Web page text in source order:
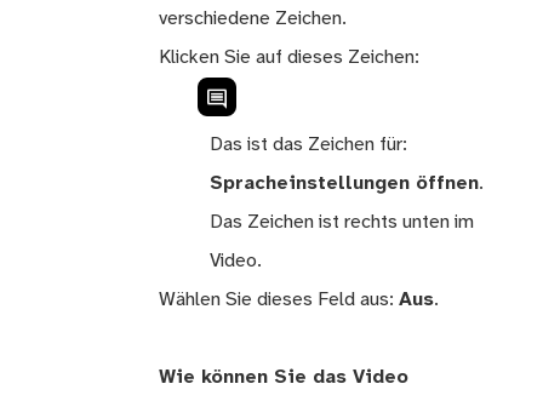
verschiedene Zeichen.
Klicken Sie auf dieses Zeichen:
Das ist das Zeichen für:
Spracheinstellungen öffnen.
Das Zeichen ist rechts unten im
Video.
Wählen Sie dieses Feld aus:Aus.
Wie können Sie das Video